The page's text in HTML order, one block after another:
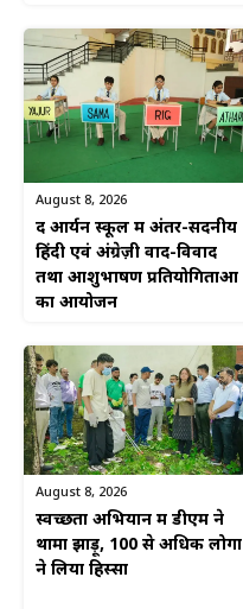
August 8, 2026
द आर्यन स्कूल में अंतर-सदनीय
हिंदी एवं अंग्रेज़ी वाद-विवाद
तथा आशुभाषण प्रतियोगिताओं
का आयोजन
August 8, 2026
स्वच्छता अभियान में डीएम ने
थामा झाड़ू, 100 से अधिक लोगों
ने लिया हिस्सा